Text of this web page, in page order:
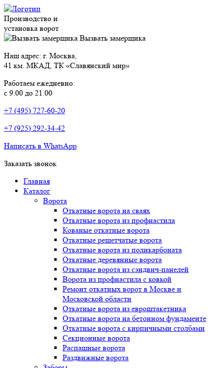
Производство и
установка ворот
Вызвать замерщика
Наш адрес: г. Москва,
41 км. МКАД, ТК «Славянский мир»
Работаем ежедневно:
с 9.00 до 21.00
+7 (495) 727-60-20
+7 (925) 292-34-42
Написать в WhatsApp
Заказать звонок
Главная
Каталог
Ворота
Откатные ворота на сваях
Откатные ворота из профнастила
Кованые откатные ворота
Откатные решетчатые ворота
Откатные ворота из поликарбоната
Откатные деревянные ворота
Откатные ворота из сэндвич-панелей
Ворота из профнастила с ковкой
Ремонт откатных ворот в Москве и
Московской области
Откатные ворота из евроштакетника
Откатные ворота на бетонном фундаменте
Откатные ворота с кирпичными столбами
Секционные ворота
Распашные ворота
Раздвижные ворота